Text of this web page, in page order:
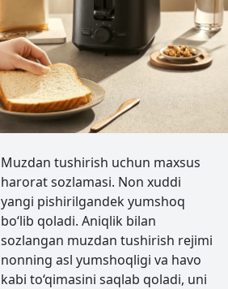
Muzdan tushirish uchun maxsus
harorat sozlamasi. Non xuddi
yangi pishirilgandek yumshoq
bo‘lib qoladi. Aniqlik bilan
sozlangan muzdan tushirish rejimi
nonning asl yumshoqligi va havo
kabi to‘qimasini saqlab qoladi, uni